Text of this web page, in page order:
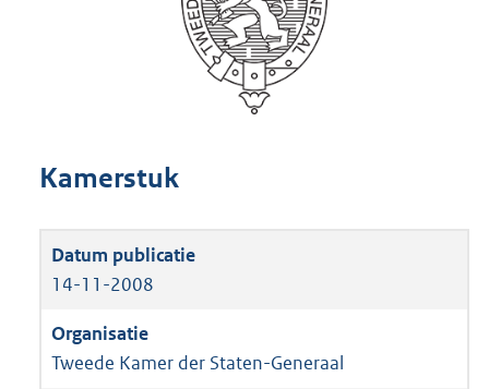
Kamerstuk
14-11-2008
Tweede Kamer der Staten-Generaal